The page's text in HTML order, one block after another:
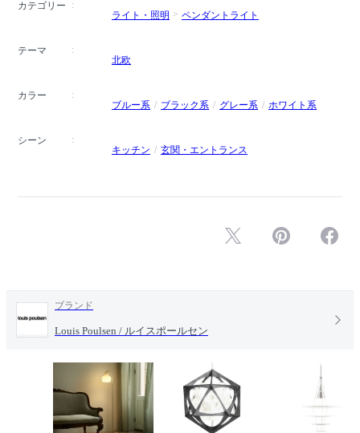
カテゴリー
ライト・照明
ペンダントライト
テーマ
北欧
カラー
ブルー系
ブラック系 グレー系 ホワイト系
シーン
キッチン
玄関・エントランス
ブランド
Louis Poulsen / ルイスポールセン